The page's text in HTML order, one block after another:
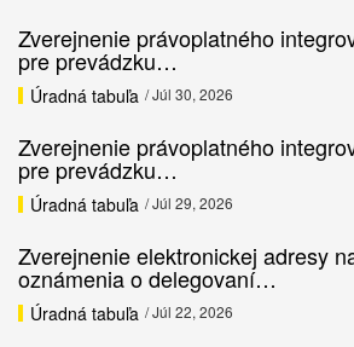
Zverejnenie právoplatného
pre prevádzku…
Úradná tabuľa / Júl 30, 2026
Zverejnenie právoplatného
pre prevádzku…
Úradná tabuľa / Júl 29, 2026
Zverejnenie elektronickej adresy
oznámenia o delegovaní…
Úradná tabuľa / Júl 22, 2026